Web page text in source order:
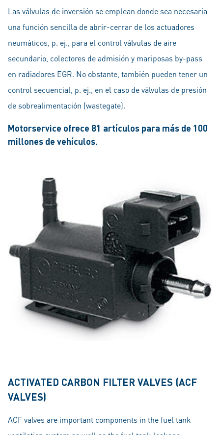
Las válvulas de inversión se emplean donde sea necesaria
una función sencilla de abrir-cerrar de los actuadores
neumáticos, p. ej., para el control válvulas de aire
secundario, colectores de admisión y mariposas by-pass
en radiadores EGR. No obstante, también pueden tener un
control secuencial, p. ej., en el caso de válvulas de presión
de sobrealimentación (wastegate).
Motorservice ofrece 81 artículos para más de 100
millones de vehículos.
ACTIVATED CARBON FILTER VALVES (ACF
VALVES)
ACF valves are important components in the fuel tank